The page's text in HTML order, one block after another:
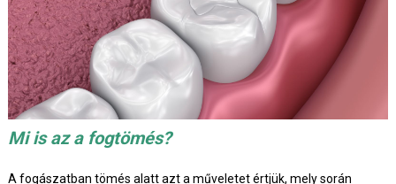
Mi is az a fogtömés?
A fogászatban tömés alatt azt a műveletet értjük, mely során